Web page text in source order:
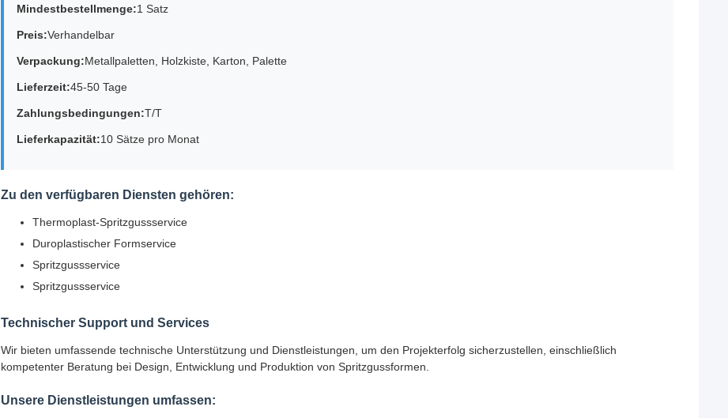
Mindestbestellmenge:1 Satz
Preis:Verhandelbar
Verpackung:Metallpaletten, Holzkiste, Karton, Palette
Lieferzeit:45-50 Tage
Zahlungsbedingungen:T/T
Lieferkapazität:10 Sätze pro Monat
Zu den verfügbaren Diensten gehören:
Thermoplast-Spritzgussservice
Duroplastischer Formservice
Spritzgussservice
Spritzgussservice
Technischer Support und Services
Wir bieten umfassende technische Unterstützung und Dienstleistungen, um den Projekterfolg sicherzustellen, einschließlich
kompetenter Beratung bei Design, Entwicklung und Produktion von Spritzgussformen.
Unsere Dienstleistungen umfassen: